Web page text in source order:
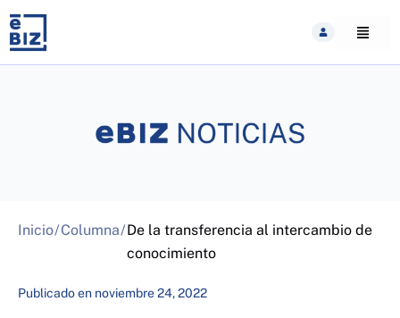
content
Inicio/Columna/De la transferencia al intercambio de
conocimiento
Publicado en noviembre 24, 2022